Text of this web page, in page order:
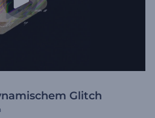
Glitch